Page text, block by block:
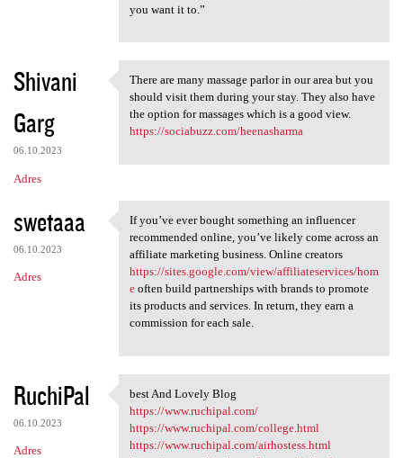
r
e
you want it to.”
Shivani
Garg
06.10.2023
Adres
There are many massage parlor
There are many massage parlor in our area but you
should visit them during your stay. They also have
the option for massages which is a good view.
https://sociabuzz.com/heenasharma
swetaaa
06.10.2023
Adres
If you’ve ever bought
If you’ve ever bought something an influencer
recommended online, you’ve likely come across an
affiliate marketing business. Online creators
https://sites.google.com/view/affiliateservices/hom
eoften build partnerships with brands to promote
its products and services. In return, they earn a
commission for each sale.
RuchiPal
06.10.2023
Adres
best And Lovely Blog
best And Lovely Blog
https://www.ruchipal.com/
https://www.ruchipal.com/college.html
https://www.ruchipal.com/airhostess.html